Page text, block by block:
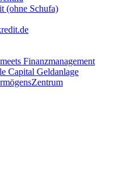
(ohne Schufa)
Finanzmanagement
Capital Geldanlage